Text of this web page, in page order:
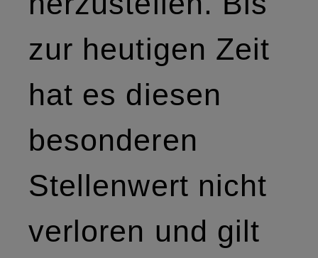
zur heutigen Zeit
hat es diesen
besonderen
Stellenwert nicht
verloren und gilt